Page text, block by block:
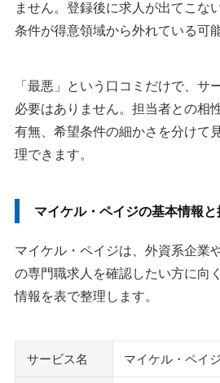
ません。登録後に求人が出てこな
条件が得意領域から外れている可
「最悪」という口コミだけで、サ
必要はありません。担当者との相
有無、希望条件の細かさを分けて
理できます。
マイケル・ペイジの基本情報と
マイケル・ペイジは、外資系企業
の専門職求人を確認したい方に向
情報を表で整理します。
サービス名 マイケル・ペイジ